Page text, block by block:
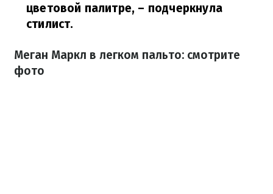
цветовой палитре, – подчеркнула
стилист.
Меган Маркл в легком пальто: смотрите
фото